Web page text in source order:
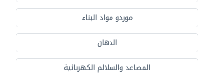
موردو مواد البناء
الدهان
المصاعد والسلالم الكهربائية